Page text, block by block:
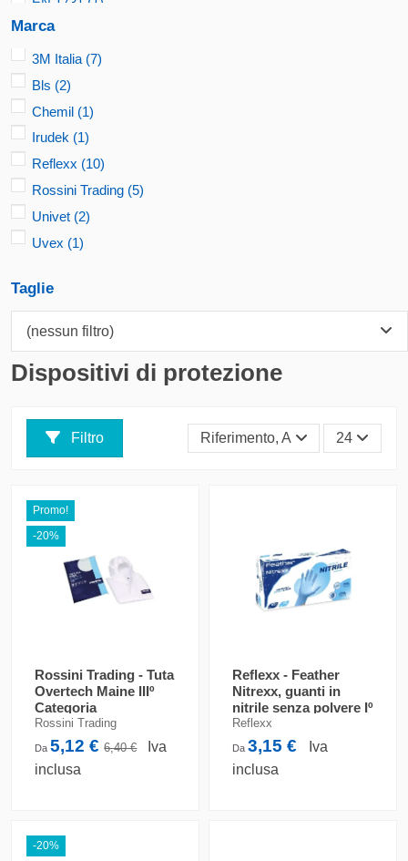
Dispositivi di protezione
Filtro Riferimento, A - Z 24
Promo!
-20%
Rossini Trading - Tuta
Overtech Maine IIIº
Categoria
Rossini Trading
Da5,12 €6,40 €
Iva
inclusa
Reflexx - Feather
Nitrexx, guanti in
nitrile senza polvere Iº
Cat. 2016/425
Reflexx
Da3,15 €
Iva
inclusa
-20%
EN 13034
EN 14126(1)
EN 14387
EN ISO 374
EN ISO 13688
EN ISO 13982
MOCA Reg. 10/2011
Marca
3M Italia (7)
Bls (2)
Chemil (1)
Irudek (1)
Reflexx (10)
Rossini Trading (5)
Univet (2)
Uvex (1)
Taglie
(nessun filtro)